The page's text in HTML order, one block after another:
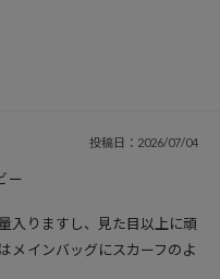
投稿日：2026/07/04
ー
入りますし、見た目以上に頑
メインバッグにスカーフのよ